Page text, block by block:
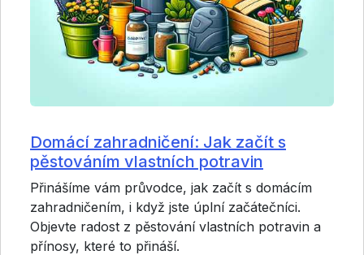
Domácí zahradničení: Jak začít s
pěstováním vlastních potravin
Přinášíme vám průvodce, jak začít s domácím
zahradničením, i když jste úplní začátečníci.
Objevte radost z pěstování vlastních potravin a
přínosy, které to přináší.